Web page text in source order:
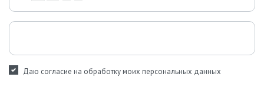
Даю согласие на обработку моих персональных данных